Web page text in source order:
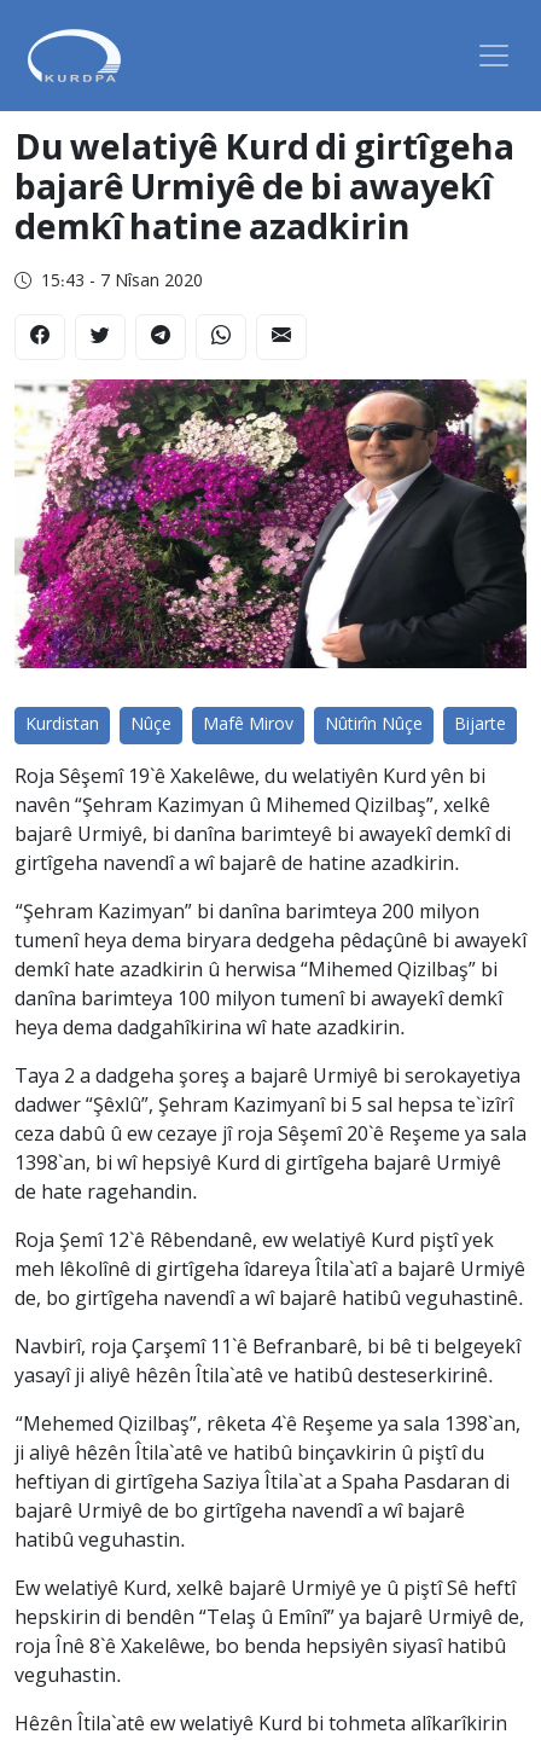
Du welatiyê Kurd di girtîgeha
bajarê Urmiyê de bi awayekî
demkî hatine azadkirin
15:43 - 7 Nîsan 2020
Kurdistan Nûçe Mafê Mirov Nûtirîn Nûçe Bijarte
Roja Sêşemî 19`ê Xakelêwe, du welatiyên Kurd yên bi
navên “Şehram Kazimyan û Mihemed Qizilbaş”, xelkê
bajarê Urmiyê, bi danîna barimteyê bi awayekî demkî di
girtîgeha navendî a wî bajarê de hatine azadkirin.
“Şehram Kazimyan” bi danîna barimteya 200 milyon
tumenî heya dema biryara dedgeha pêdaçûnê bi awayekî
demkî hate azadkirin û herwisa “Mihemed Qizilbaş” bi
danîna barimteya 100 milyon tumenî bi awayekî demkî
heya dema dadgahîkirina wî hate azadkirin.
Taya 2 a dadgeha şoreş a bajarê Urmiyê bi serokayetiya
dadwer “Şêxlû”, Şehram Kazimyanî bi 5 sal hepsa te`izîrî
ceza dabû û ew cezaye jî roja Sêşemî 20`ê Reşeme ya sala
1398`an, bi wî hepsiyê Kurd di girtîgeha bajarê Urmiyê
de hate ragehandin.
Roja Şemî 12`ê Rêbendanê, ew welatiyê Kurd piştî yek
meh lêkolînê di girtîgeha îdareya Îtila`atî a bajarê Urmiyê
de, bo girtîgeha navendî a wî bajarê hatibû veguhastinê.
Navbirî, roja Çarşemî 11`ê Befranbarê, bi bê ti belgeyekî
yasayî ji aliyê hêzên Îtila`atê ve hatibû desteserkirinê.
“Mehemed Qizilbaş”, rêketa 4`ê Reşeme ya sala 1398`an,
ji aliyê hêzên Îtila`atê ve hatibû binçavkirin û piştî du
heftiyan di girtîgeha Saziya Îtila`at a Spaha Pasdaran di
bajarê Urmiyê de bo girtîgeha navendî a wî bajarê
hatibû veguhastin.
Ew welatiyê Kurd, xelkê bajarê Urmiyê ye û piştî Sê heftî
hepskirin di bendên “Telaş û Emînî” ya bajarê Urmiyê de,
roja Înê 8`ê Xakelêwe, bo benda hepsiyên siyasî hatibû
veguhastin.
Hêzên Îtila`atê ew welatiyê Kurd bi tohmeta alîkarîkirin